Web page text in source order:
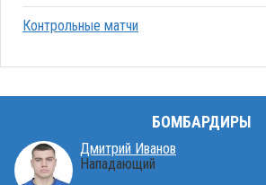
Контрольные матчи
БОМБАРДИРЫ
Дмитрий Иванов
Нападающий